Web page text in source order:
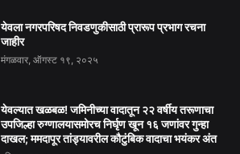
येवला नगरपरिषद निवडणुकीसाठी प्रारूप प्रभाग रचना
जाहीर
मंगळवार, ऑगस्ट १९, २०२५
येवल्यात खळबळ! जमिनीच्या वादातून २२ वर्षीय तरूणाचा
उपजिल्हा रुग्णालयासमोरच निर्घृण खून १६ जणांवर गुन्हा
दाखल; ममदापूर तांड्यावरील कौटुंबिक वादाचा भयंकर अंत